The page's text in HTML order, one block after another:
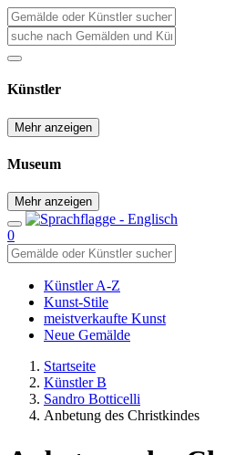
Künstler
Mehr anzeigen
Museum
Mehr anzeigen
0
Künstler A-Z
Kunst-Stile
meistverkaufte Kunst
Neue Gemälde
Startseite
Künstler B
Sandro Botticelli
Anbetung des Christkindes